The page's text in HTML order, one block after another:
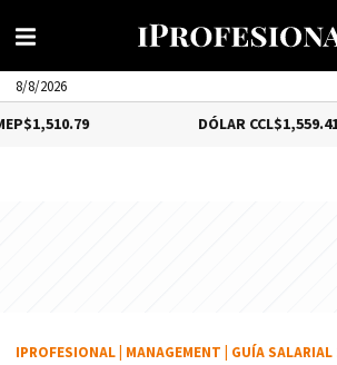
8/8/2026
$1,559.41
IPROFESIONAL MANAGEMENT GUÍA SALARIAL